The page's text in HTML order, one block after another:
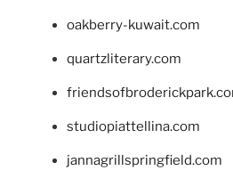
oakberry-kuwait.com
quartzliterary.com
studiopiattellina.com
jannagrillspringfield.com